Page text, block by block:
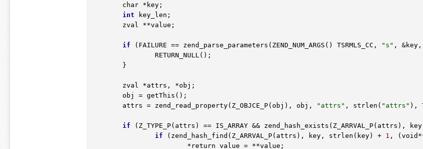
	char
*key;
int key_len;
	zval
**value;
if (FAILURE == zend_parse_parameters(ZEND_NUM_ARGS() TSRMLS_CC, "s" ,
	zval
*attrs , *obj ;
	attrs = zend_read_property(Z_OBJCE_P(obj), obj,
"attrs" , strlen( "attrs" ),
if (Z_TYPE_P(attrs) == IS_ARRAY && zend_hash_exists(Z_ARRVAL_P(attrs),
if (zend_hash_find(Z_ARRVAL_P(attrs), key, strlen(key) + 1 , (void
*return_value = **value;